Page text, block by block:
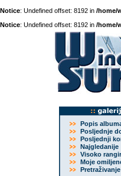
Notice: Undefined offset: 8192 in /home/
Notice: Undefined offset: 8192 in /home/
Popis
Posljednje
Posljednji
Najgledanije
Visoko
Moje
Pretraživanje